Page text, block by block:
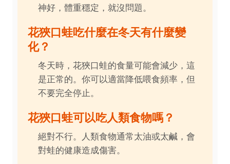
神好，體重穩定，就沒問題。
花狹口蛙吃什麼在冬天有什麼變
化？
冬天時，花狹口蛙的食量可能會減少，這
是正常的。你可以適當降低喂食頻率，但
不要完全停止。
花狹口蛙可以吃人類食物嗎？
絕對不行。人類食物通常太油或太鹹，會
對蛙的健康造成傷害。